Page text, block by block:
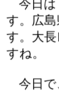
今日は
す。広
す。大
すね。
今日で